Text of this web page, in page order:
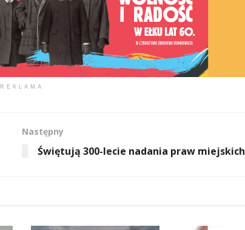
REKLAMA
Następny
Świętują 300-lecie nadania praw miejskich